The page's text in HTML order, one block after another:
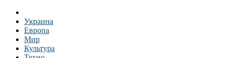
Украина
Европа
Мир
Культура